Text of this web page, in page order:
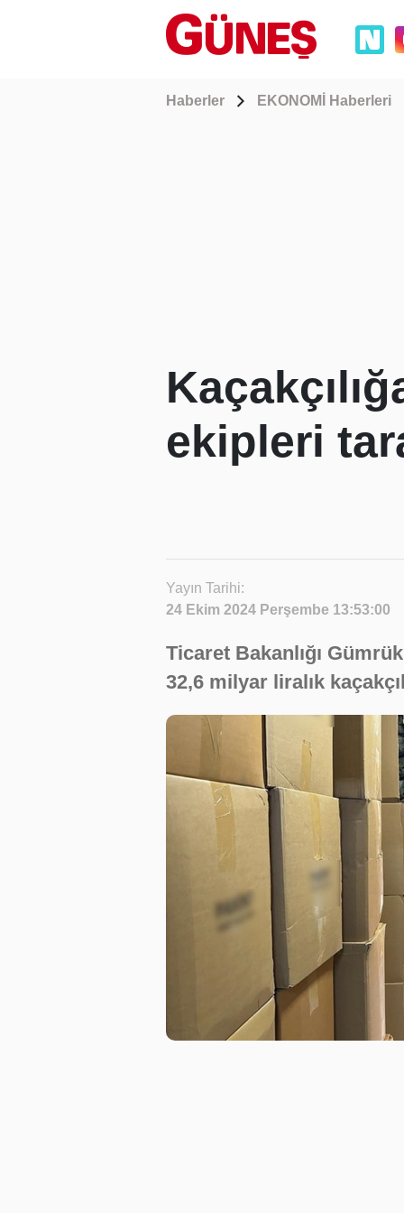
Haberler EKONOMİ Haberleri
ekipleri
Yayın Tarihi:
24 Ekim 2024 Perşembe 13:53:00
Ticaret Bakanlığı
32,6 milyar liralık